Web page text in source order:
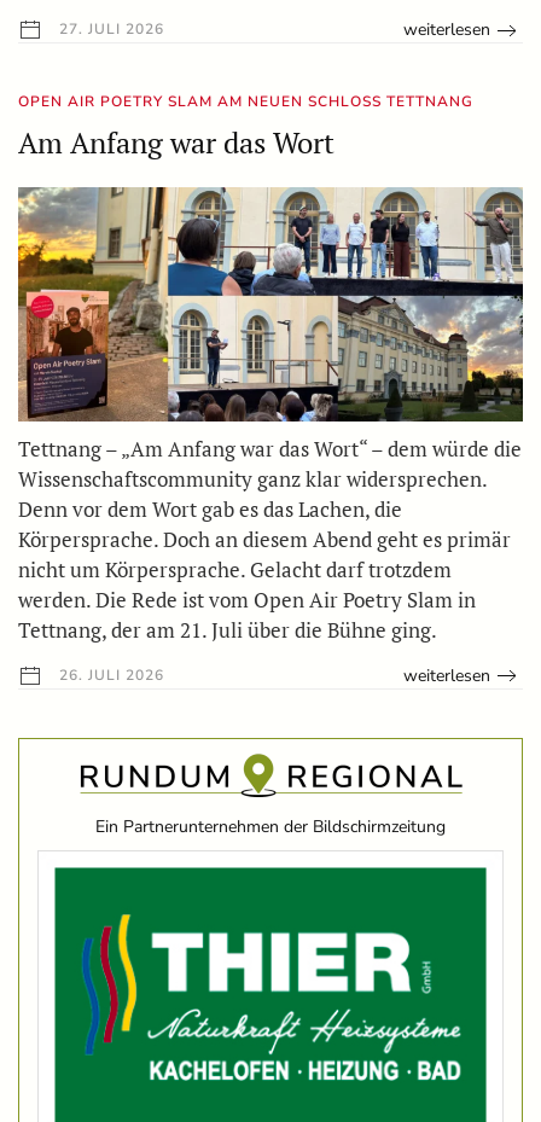
27. JULI 2026 weiterlesen
OPEN AIR POETRY SLAM AM NEUEN SCHLOSS TETTNANG
Am Anfang war das Wort
Tettnang – „Am Anfang war das Wort“ – dem würde die
Wissenschaftscommunity ganz klar widersprechen.
Denn vor dem Wort gab es das Lachen, die
Körpersprache. Doch an diesem Abend geht es primär
nicht um Körpersprache. Gelacht darf trotzdem
werden. Die Rede ist vom Open Air Poetry Slam in
Tettnang, der am 21. Juli über die Bühne ging.
26. JULI 2026 weiterlesen
Ein Partnerunternehmen der Bildschirmzeitung